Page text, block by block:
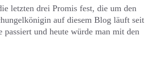
letzten drei Promis fest, die um den
auf diesem Blog läuft seit
und heute würde man mit den